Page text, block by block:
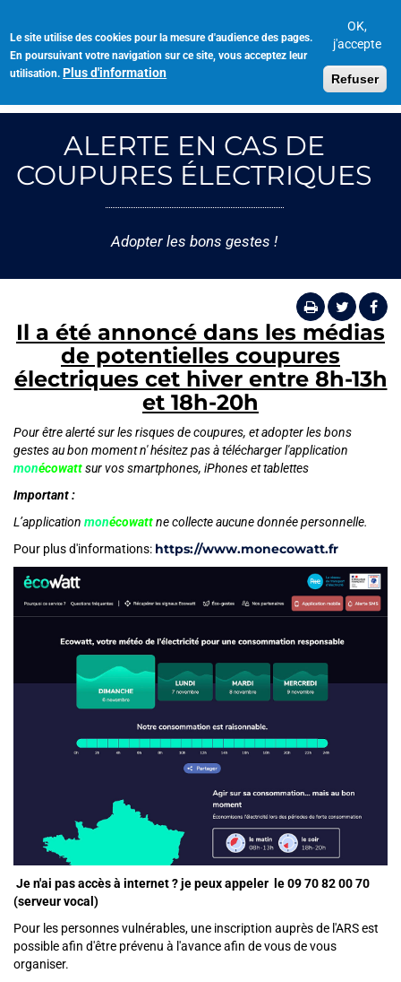
Le site utilise des cookies pour la mesure d'audience des pages.
En poursuivant votre navigation sur ce site, vous acceptez leur
utilisation. Plus d'information
OK,
j'accepte
Refuser
contenu
principal
ALERTE EN CAS DE
COUPURES ÉLECTRIQUES
Adopter les bons gestes !
Il a été annoncé dans les médias
de potentielles coupures
électriques cet hiver entre 8h-13h
et 18h-20h
Pour être alerté sur les risques de coupures, et adopter les bons
gestes au bon moment n' hésitez pas à télécharger l'application
monécowattsur vos smartphones, iPhones et tablettes
Important :
L’application monécowattne collecte aucune donnée personnelle.
Pour plus d'informations: https://www.monecowatt.fr
Je n'ai pas accès à internet ? je peux appeler le 09 70 82 00 70
(serveur vocal)
Pour les personnes vulnérables, une inscription auprès de l'ARS est
possible afin d'être prévenu à l'avance afin de vous de vous
organiser.